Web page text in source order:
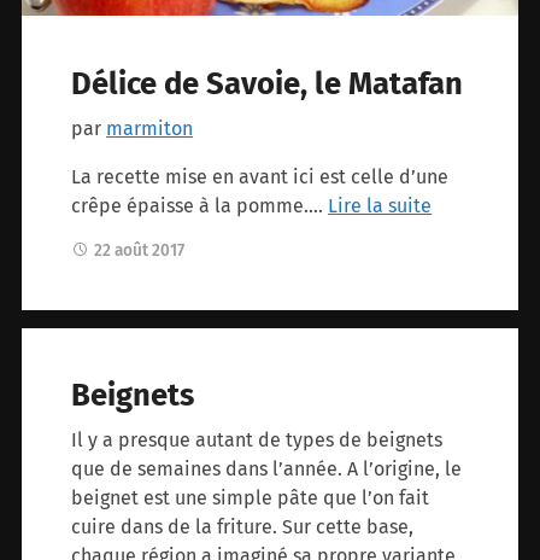
Délice de Savoie, le Matafan
par marmiton
La recette mise en avant ici est celle d’une
crêpe épaisse à la pomme.… Lire la suite
22 août 2017
Beignets
Il y a presque autant de types de beignets
que de semaines dans l’année. A l’origine, le
beignet est une simple pâte que l’on fait
cuire dans de la friture. Sur cette base,